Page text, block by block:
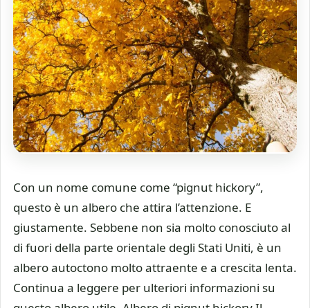
Con un nome comune come “pignut hickory”,
questo è un albero che attira l’attenzione. E
giustamente. Sebbene non sia molto conosciuto al
di fuori della parte orientale degli Stati Uniti, è un
albero autoctono molto attraente e a crescita lenta.
Continua a leggere per ulteriori informazioni su